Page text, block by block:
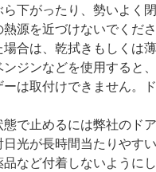
下がったり、勢いよく
源を近づけないでくだ
合は、乾拭きもしくは
ジンなどを使用すると
は取付けできません。
で止めるには弊社のド
光が長時間当たりやす
など付着しないように